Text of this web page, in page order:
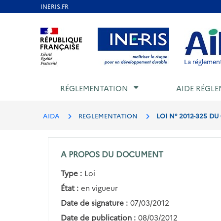
Aller au contenu Aller au menu Aller au
La
RÉGLEMENTATION AIDE
AIDA REGLEMENTATION LOI N° 2012-325 DU
A PROPOS DU DOCUMENT
Type : Loi
État : en vigueur
Date de signature : 07/03/2012
Date de publication : 08/03/2012